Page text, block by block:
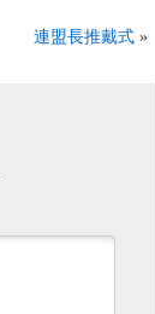
連盟長推戴式»